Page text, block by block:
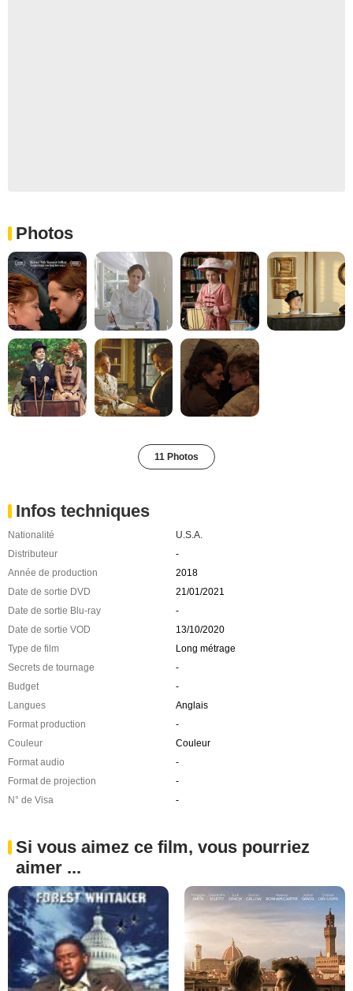
Photos
11 Photos
Infos techniques
Nationalité
U.S.A.
Distributeur
-
Année de production
2018
Date de sortie DVD
21/01/2021
Date de sortie Blu-ray
-
Date de sortie VOD
13/10/2020
Type de film
Long métrage
Secrets de tournage
-
Budget
-
Langues
Anglais
Format production
-
Couleur
Couleur
Format audio
-
Format de projection
-
N° de Visa
-
Si vous aimez ce film, vous pourriez
aimer ...